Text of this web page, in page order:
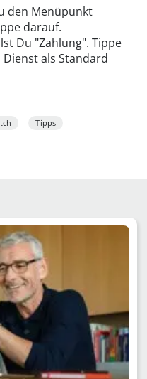
den Menüpunkt
darauf.
Du "Zahlung". Tippe
als Standard
Tipps